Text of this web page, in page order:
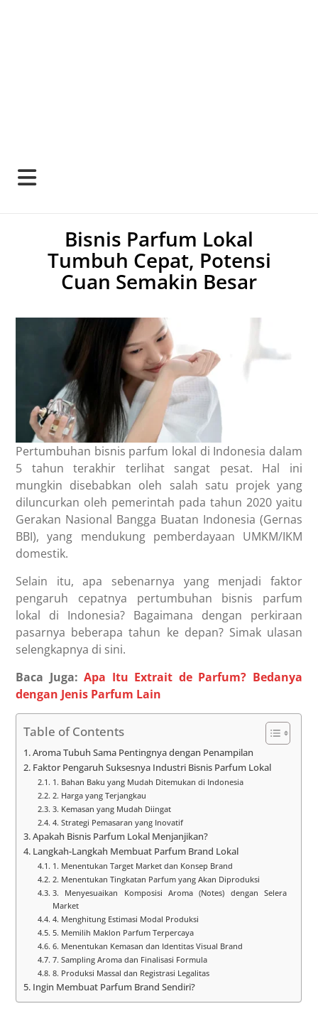
Bisnis Parfum Lokal
Tumbuh Cepat, Potensi
Cuan Semakin Besar
Pertumbuhan bisnis parfum lokal di Indonesia dalam
5 tahun terakhir terlihat sangat pesat. Hal ini
mungkin disebabkan oleh salah satu projek yang
diluncurkan oleh pemerintah pada tahun 2020 yaitu
Gerakan Nasional Bangga Buatan Indonesia (Gernas
BBI), yang mendukung pemberdayaan UMKM/IKM
domestik.
Selain itu, apa sebenarnya yang menjadi faktor
pengaruh cepatnya pertumbuhan bisnis parfum
lokal di Indonesia? Bagaimana dengan perkiraan
pasarnya beberapa tahun ke depan? Simak ulasan
selengkapnya di sini.
Baca Juga:Apa Itu Extrait de Parfum? Bedanya
dengan Jenis Parfum Lain
Table of Contents
Aroma Tubuh Sama Pentingnya dengan Penampilan
Faktor Pengaruh Suksesnya Industri Bisnis Parfum Lokal
1. Bahan Baku yang Mudah Ditemukan di Indonesia
2. Harga yang Terjangkau
3. Kemasan yang Mudah Diingat
4. Strategi Pemasaran yang Inovatif
Apakah Bisnis Parfum Lokal Menjanjikan?
Langkah-Langkah Membuat Parfum Brand Lokal
1. Menentukan Target Market dan Konsep Brand
2. Menentukan Tingkatan Parfum yang Akan Diproduksi
3. Menyesuaikan Komposisi Aroma (Notes) dengan Selera
Market
4. Menghitung Estimasi Modal Produksi
5. Memilih Maklon Parfum Terpercaya
6. Menentukan Kemasan dan Identitas Visual Brand
7. Sampling Aroma dan Finalisasi Formula
8. Produksi Massal dan Registrasi Legalitas
Ingin Membuat Parfum Brand Sendiri?